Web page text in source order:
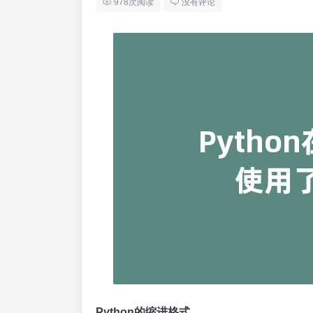
978次阅读 没有评论